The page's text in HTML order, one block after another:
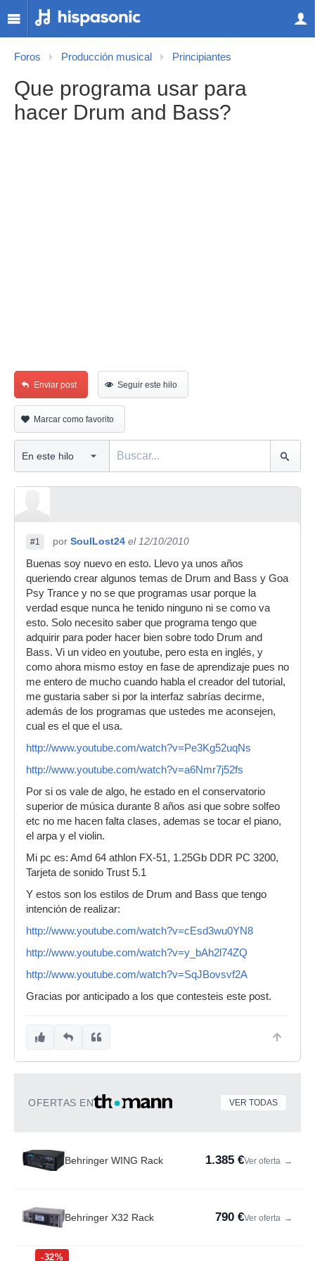
Foros Producción musical Principiantes
Que programa usar para
hacer Drum and Bass?
Enviar post Seguir este hilo
Marcar como favorito
#1 por SoulLost24 el 12/10/2010
Buenas soy nuevo en esto. Llevo ya unos años
queriendo crear algunos temas de Drum and Bass y Goa
Psy Trance y no se que programas usar porque la
verdad esque nunca he tenido ninguno ni se como va
esto. Solo necesito saber que programa tengo que
adquirir para poder hacer bien sobre todo Drum and
Bass. Vi un video en youtube, pero esta en inglés, y
como ahora mismo estoy en fase de aprendizaje pues no
me entero de mucho cuando habla el creador del tutorial,
me gustaria saber si por la interfaz sabrías decirme,
además de los programas que ustedes me aconsejen,
cual es el que el usa.
http://www.youtube.com/watch?v=Pe3Kg52uqNs
http://www.youtube.com/watch?v=a6Nmr7j52fs
Por si os vale de algo, he estado en el conservatorio
superior de música durante 8 años asi que sobre solfeo
etc no me hacen falta clases, ademas se tocar el piano,
el arpa y el violin.
Mi pc es: Amd 64 athlon FX-51, 1.25Gb DDR PC 3200,
Tarjeta de sonido Trust 5.1
Y estos son los estilos de Drum and Bass que tengo
intención de realizar:
http://www.youtube.com/watch?v=cEsd3wu0YN8
http://www.youtube.com/watch?v=y_bAh2l74ZQ
http://www.youtube.com/watch?v=SqJBovsvf2A
Gracias por anticipado a los que contesteis este post.
OFERTAS EN VER TODAS
Behringer WING Rack 1.385 €Ver oferta →
Behringer X32 Rack 790 €Ver oferta →
-32%